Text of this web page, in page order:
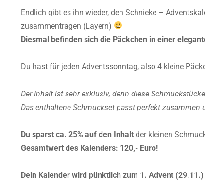
Endlich gibt es ihn wieder, den Schnieke –
zusammentragen (Layern)
Diesmal befinden sich die Päckchen in einer
Du hast für jeden Adventssonntag, also 4 kleine
Der Inhalt ist sehr exklusiv, denn diese
Das enthaltene Schmuckset passt perfekt
Du sparst ca. 25% auf den Inhalt der kleinen
Gesamtwert des Kalenders: 120,- Euro!
Dein Kalender wird pünktlich zum 1. Advent